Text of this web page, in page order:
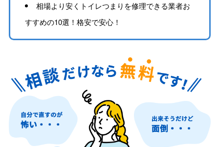
相場より安くトイレつまりを修理できる業者お
すすめの10選！格安で安心！